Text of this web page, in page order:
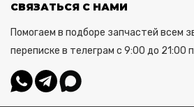
СВЯЗАТЬСЯ С НАМИ
Помогаем в подборе запчастей всем
переписке в телеграм с 9:00 до 21:00